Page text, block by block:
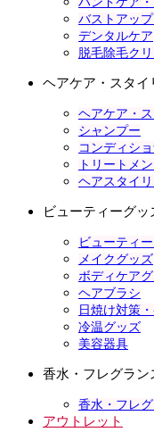
バストアッ
デンタルケア
脱毛除毛ク
ヘアケア・スタイ
ヘアケア・
シャンプー
コンディシ
トリートメ
ヘアスタイ
ビューティーグッ
ビューティ
メイクグッズ
ボディケア
ヘアブラシ
日焼け対策
冷温グッズ
美容器具
香水・フレグラン
香水・フレ
アウトレット